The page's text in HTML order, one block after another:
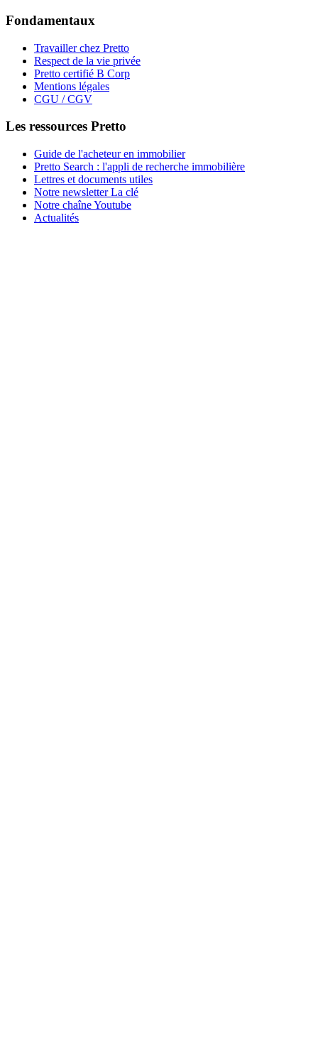
Fondamentaux
Travailler chez Pretto
Respect de la vie privée
Pretto certifié B Corp
Mentions légales
CGU / CGV
Les ressources Pretto
Guide de l'acheteur en immobilier
Pretto Search : l'appli de recherche immobilière
Lettres et documents utiles
Notre newsletter La clé
Notre chaîne Youtube
Actualités